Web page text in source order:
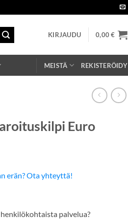
KIRJAUDU 0,00€
MEISTÄ REKISTERÖIDY
Euro
erän? Ota yhteyttä!
palvelua?